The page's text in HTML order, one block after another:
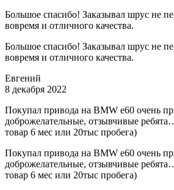
Большое спасибо! Заказывал шрус не
вовремя и отличного качества.
Большое спасибо! Заказывал шрус не
вовремя и отличного качества.
Евгений
8 декабря 2022
Покупал привода на BMW e60 очень
доброжелательные, отзывчивые
товар 6 мес или 20тыс пробега)
Покупал привода на BMW e60 очень
доброжелательные, отзывчивые
товар 6 мес или 20тыс пробега)